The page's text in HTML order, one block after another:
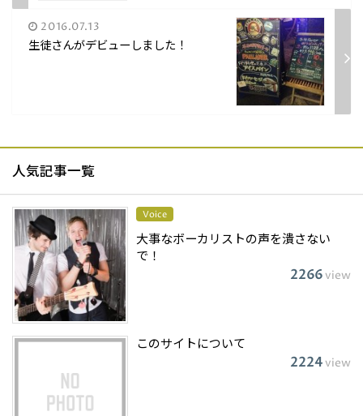
2016.07.13
生徒さんがデビューしました！
人気記事一覧
Voice
大事なボーカリストの声を潰さない
で！
2266view
このサイトについて
2224view